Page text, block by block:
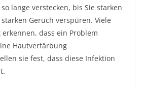
lange verstecken, bis Sie starken
Geruch verspüren. Viele
dass ein Problem
Hautverfärbung
sie fest, dass diese Infektion